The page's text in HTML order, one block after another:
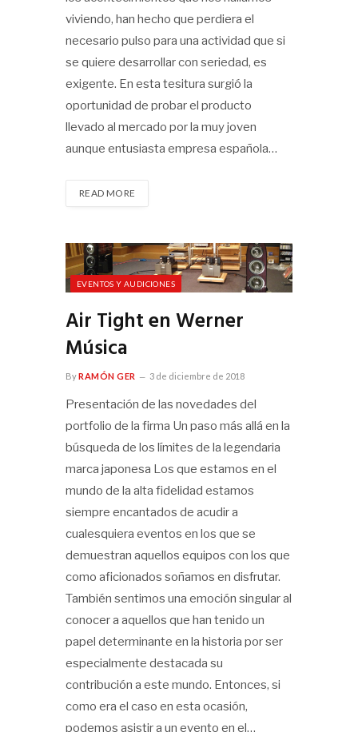
viviendo, han hecho que perdiera el
necesario pulso para una actividad que si
se quiere desarrollar con seriedad, es
exigente. En esta tesitura surgió la
oportunidad de probar el producto
llevado al mercado por la muy joven
aunque entusiasta empresa española…
READ MORE
EVENTOS Y AUDICIONES
Air Tight en Werner
Música
ByRAMÓN GER 3 de diciembre de 2018
Presentación de las novedades del
portfolio de la firma Un paso más allá en la
búsqueda de los límites de la legendaria
marca japonesa Los que estamos en el
mundo de la alta fidelidad estamos
siempre encantados de acudir a
cualesquiera eventos en los que se
demuestran aquellos equipos con los que
como aficionados soñamos en disfrutar.
También sentimos una emoción singular al
conocer a aquellos que han tenido un
papel determinante en la historia por ser
especialmente destacada su
contribución a este mundo. Entonces, si
como era el caso en esta ocasión,
podemos asistir a un evento en el…